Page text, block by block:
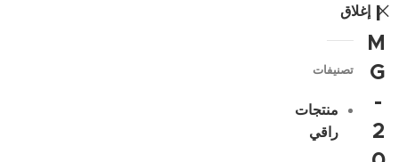
I
M
G
-
2
إغلاق
تصنيفات
منتجات
راقي